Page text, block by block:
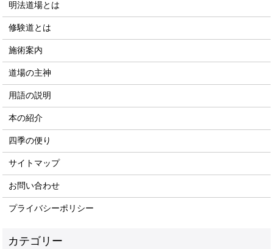
明法道場とは
修験道とは
施術案内
道場の主神
用語の説明
本の紹介
四季の便り
サイトマップ
お問い合わせ
プライバシーポリシー